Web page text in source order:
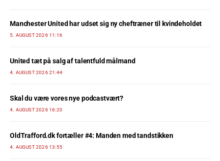
Manchester United har udset sig ny cheftræner til kvindeholdet
5. AUGUST 2026 11:16
United tæt på salg af talentfuld målmand
4. AUGUST 2026 21:44
Skal du være vores nye podcastvært?
4. AUGUST 2026 16:20
OldTrafford.dk fortæller #4: Manden med tandstikken
4. AUGUST 2026 13:55